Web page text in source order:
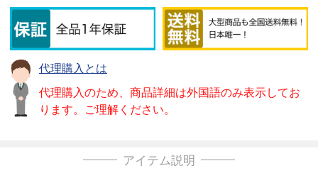
代理購入とは
代理購入のため、商品詳細は外国語のみ表示してお
ります。ご理解ください。
アイテム説明